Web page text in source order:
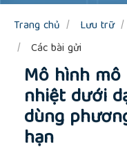
Sidebar
Trang chủ Lưu trữ
Các bài gửi
Mô hình
nhiệt dưới
dùng
hạn